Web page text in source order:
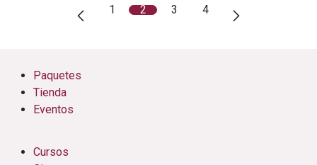
1 2 3 4
Paquetes
Tienda
Eventos
Cursos